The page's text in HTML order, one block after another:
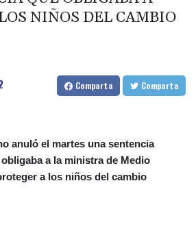
NIÑOS DEL CAMBIO
Comparta Comparta
anuló el martes una sentencia
a la ministra de Medio
a los niños del cambio